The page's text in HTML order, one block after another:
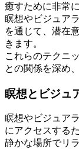
癒すために非常
瞑想やビジュア
を通じて、潜在
きます。
これらのテクニ
との関係を深め
瞑想とビジュ
瞑想やビジュア
にアクセスする
静かな場所でリ